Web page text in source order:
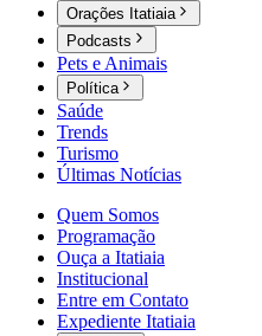
Orações Itatiaia
Podcasts
Pets e Animais
Política
Saúde
Trends
Turismo
Últimas Notícias
Quem Somos
Programação
Ouça a Itatiaia
Institucional
Entre em Contato
Expediente Itatiaia